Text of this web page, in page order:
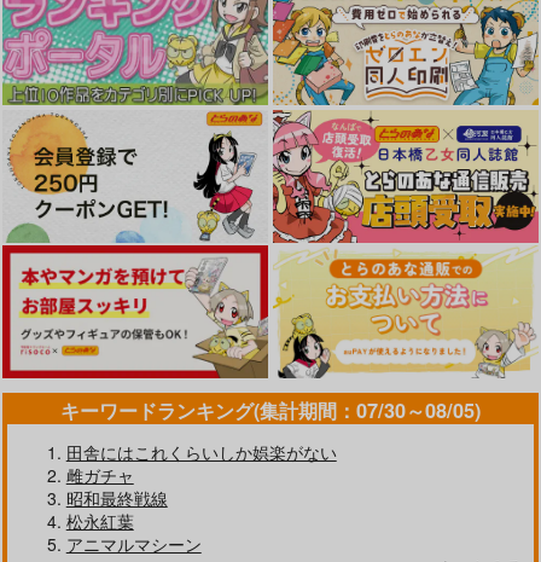
キーワードランキング(集計期間：07/30～08/05)
田舎にはこれくらいしか娯楽がない
雌ガチャ
昭和最終戦線
松永紅葉
アニマルマシーン